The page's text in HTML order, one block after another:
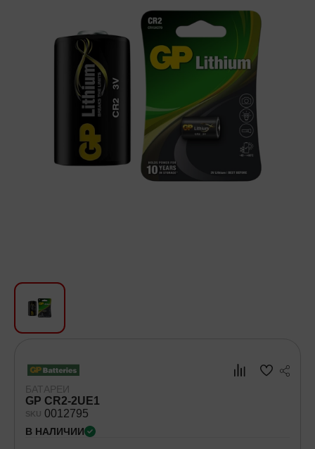
Красота и Уход
Аудиотехника для автомобилей
Инструменты
Санкерамика
Посуда
БАТАРЕИ
GP CR2-2UE1
SKU 0012795
В НАЛИЧИИ